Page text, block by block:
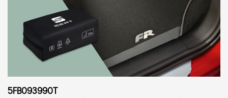
5FB093990T